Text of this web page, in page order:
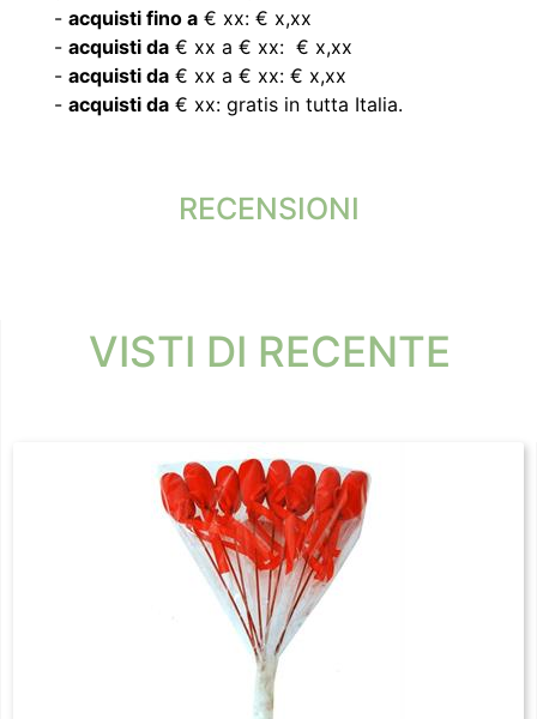
- acquisti fino a € xx: € x,xx
- acquisti da € xx a € xx: € x,xx
- acquisti da € xx a € xx: € x,xx
- acquisti da € xx: gratis in tutta Italia.
RECENSIONI
VISTI DI RECENTE